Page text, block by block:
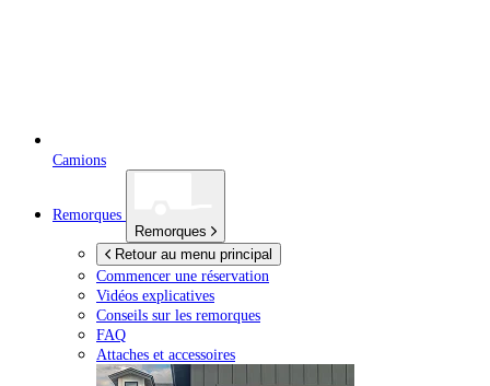
Camions
Remorques
Remorques
Retour au menu principal
Commencer une réservation
Vidéos explicatives
Conseils sur les remorques
FAQ
Attaches et accessoires